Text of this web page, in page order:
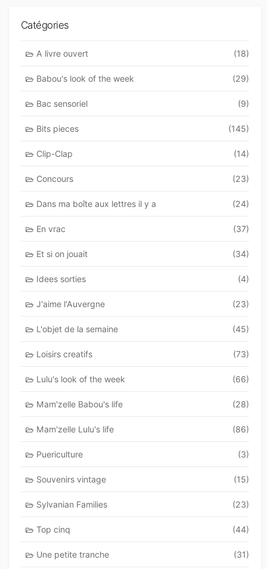
Catégories
A livre ouvert (18)
Babou's look of the week (29)
Bac sensoriel (9)
Bits pieces (145)
Clip-Clap (14)
Concours (23)
Dans ma boîte aux lettres il y a (24)
En vrac (37)
Et si on jouait (34)
Idees sorties (4)
J'aime l'Auvergne (23)
L'objet de la semaine (45)
Loisirs creatifs (73)
Lulu's look of the week (66)
Mam'zelle Babou's life (28)
Mam'zelle Lulu's life (86)
Puericulture (3)
Souvenirs vintage (15)
Sylvanian Families (23)
Top cinq (44)
Une petite tranche (31)